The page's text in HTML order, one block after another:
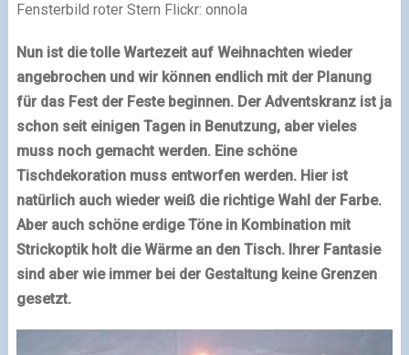
Fensterbild roter Stern Flickr: onnola
Nun ist die tolle Wartezeit auf Weihnachten wieder
angebrochen und wir können endlich mit der Planung
für das Festder Feste beginnen. Der Adventskranz ist ja
schon seit einigen Tagen in Benutzung, aber vieles
muss noch gemacht werden. Eine schöne
Tischdekoration muss entworfen werden. Hier ist
natürlich auch wieder weiß die richtige Wahl der Farbe.
Aber auch schöne erdige Töne in Kombination mit
Strickoptik holt die Wärme an den Tisch. Ihrer Fantasie
sind aber wie immer bei der Gestaltung keine Grenzen
gesetzt.